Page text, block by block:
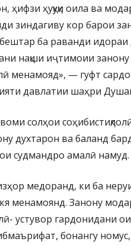
ҳифзи ҳуқуқи оила ва
зиндагиву кор барои
ба раванди
нақши иҷтимоии
менамояд», — гуфт
давлатии шаҳри
солҳои
духтарон ва баланд
судмандро амалӣ намуд.
медоранд, ки ба
менамоянд. Занону
устувор гардонидани
бонангу